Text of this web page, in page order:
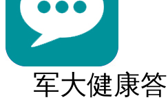
军大健康